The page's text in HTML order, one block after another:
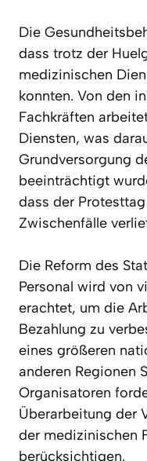
Die
dass trotz der
medizinischen
konnten. Von den
Fachkräften
Diensten, was
Grundversorgung
beeinträchtigt
dass der
Zwischenfälle
Die Reform des
Personal wird von
erachtet, um die
Bezahlung zu
eines größeren
anderen Regionen
Organisatoren
Überarbeitung der
der medizinischen
berücksichtigen.